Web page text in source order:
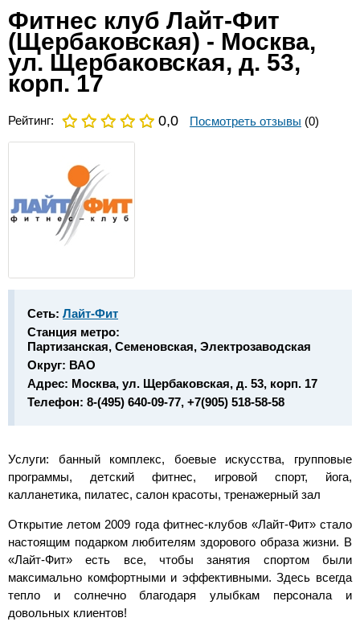
Фитнес клуб Лайт-Фит
(Щербаковская) - Москва,
ул. Щербаковская, д. 53,
корп. 17
Рейтинг: 0,0 Посмотреть отзывы (0)
Сеть: Лайт-Фит
Станция метро:
Партизанская, Семеновская, Электрозаводская
Округ: ВАО
Адрес: Москва, ул. Щербаковская, д. 53, корп. 17
Телефон: 8-(495) 640-09-77, +7(905) 518-58-58
Услуги: банный комплекс, боевые искусства, групповые
программы, детский фитнес, игровой спорт, йога,
калланетика, пилатес, салон красоты, тренажерный зал
Открытие летом 2009 года фитнес-клубов «Лайт-Фит» стало
настоящим подарком любителям здорового образа жизни. В
«Лайт-Фит» есть все, чтобы занятия спортом были
максимально комфортными и эффективными. Здесь всегда
тепло и солнечно благодаря улыбкам персонала и
довольных клиентов!